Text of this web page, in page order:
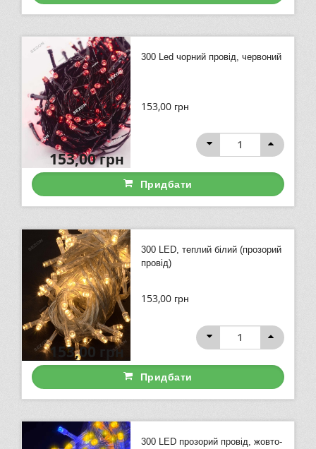
300 Led чорний провід, червоний
153,00 грн
153,00грн
Придбати
300 LED, теплий білий (прозорий
провід)
153,00 грн
153,00 грн
Придбати
300 LED прозорий провід, жовто-